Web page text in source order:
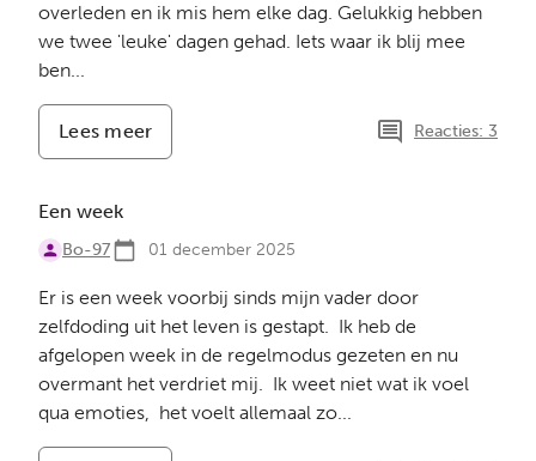
overleden en ik mis hem elke dag. Gelukkig hebben
we twee 'leuke' dagen gehad. Iets waar ik blij mee
ben...
Lees meer
Kerst
Reacties: 3
Een week
Bo-97 01 december 2025
Er is een week voorbij sinds mijn vader door
zelfdoding uit het leven is gestapt. Ik heb de
afgelopen week in de regelmodus gezeten en nu
overmant het verdriet mij. Ik weet niet wat ik voel
qua emoties, het voelt allemaal zo...